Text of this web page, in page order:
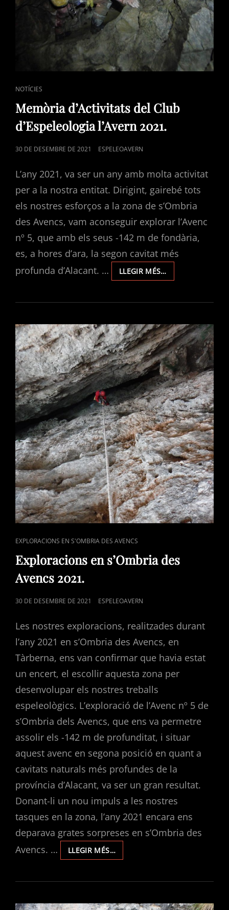
CAT
LINKS
NOTÍCIES
Memòria d’Activitats del Club
d’Espeleologia l’Avern 2021.
POSTED
30 DE DESEMBRE DE 2021 ESPELEOAVERN
L’any 2021, va ser un any amb molta activitat
per a la nostra entitat. Dirigint, gairebé tots
els nostres esforços a la zona de s’Ombria
des Avencs, vam aconseguir explorar l’Avenc
nº 5, que amb els seus -142 m de fondària,
es, a hores d’ara, la segon cavitat més
profunda d’Alacant. …
LLEGIR MÉS…MEMÒRIA
D’ACTIVITATS
CLUB
L’AVERN
2021.
CAT
LINKS
EXPLORACIONS EN S'OMBRIA DES AVENCS
Exploracions en s’Ombria des
Avencs 2021.
POSTED
30 DE DESEMBRE DE 2021 ESPELEOAVERN
Les nostres exploracions, realitzades durant
l’any 2021 en s’Ombria des Avencs, en
Tàrberna, ens van confirmar que havia estat
un encert, el escollir aquesta zona per
desenvolupar els nostres treballs
espeleològics. L’exploració de l’Avenc nº 5 de
s’Ombria dels Avencs, que ens va permetre
assolir els -142 m de profunditat, i situar
aquest avenc en segona posició en quant a
cavitats naturals més profundes de la
província d’Alacant, va ser un gran resultat.
Donant-li un nou impuls a les nostres
tasques en la zona, l’any 2021 encara ens
deparava grates sorpreses en s’Ombria des
Avencs. …
LLEGIR MÉS…EXPLORACIONS
EN
DES
2021.